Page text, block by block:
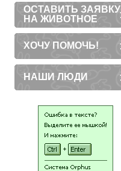
ОСТАВИТЬ ЗАЯВКУ
НА ЖИВОТНОЕ
ХОЧУ ПОМОЧЬ!
НАШИ ЛЮДИ